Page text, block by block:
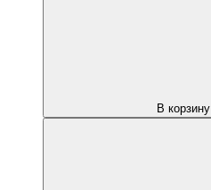
В корзину